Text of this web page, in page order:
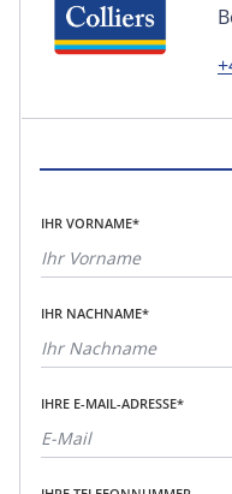
IHR VORNAME*
IHR NACHNAME*
IHRE E-MAIL-ADRESSE*